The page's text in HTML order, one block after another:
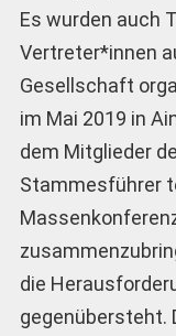
Es wurden auch
Vertreter*innen
Gesellschaft
im Mai 2019 in
dem Mitglieder
Stammesführer
die
gegenübersteht.